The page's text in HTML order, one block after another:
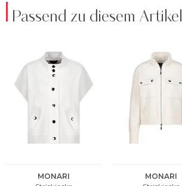
Passend zu diesem Artikel